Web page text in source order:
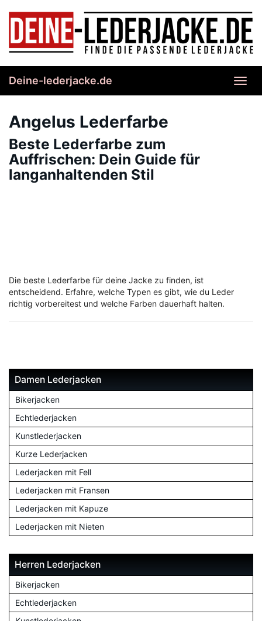
content
Deine-lederjacke.de
Angelus Lederfarbe
Beste Lederfarbe zum
Auffrischen: Dein Guide für
langanhaltenden Stil
Die beste Lederfarbe für deine Jacke zu finden, ist
entscheidend. Erfahre, welche Typen es gibt, wie du Leder
richtig vorbereitest und welche Farben dauerhaft halten.
Damen Lederjacken
Bikerjacken
Echtlederjacken
Kunstlederjacken
Kurze Lederjacken
Lederjacken mit Fell
Lederjacken mit Fransen
Lederjacken mit Kapuze
Lederjacken mit Nieten
Herren Lederjacken
Bikerjacken
Echtlederjacken